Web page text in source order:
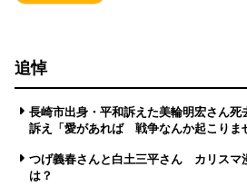
追悼
長崎市出身・平和訴えた美輪明宏さん
訴え「愛があれば 戦争なんか起こりま
つげ義春さんと白土三平さん カリスマ
は？